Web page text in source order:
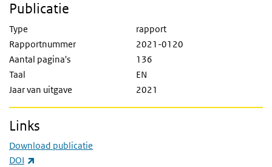
Publicatie
Type
rapport
Rapportnummer
2021-0120
Aantal pagina's
136
Taal
EN
Jaar van uitgave
2021
Links
Download publicatie
DOI